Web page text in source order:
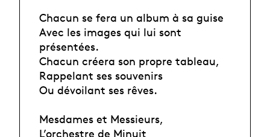
Chacun se fera un album à sa guise
Avec les images qui lui sont
présentées.
Chacun créera son propre tableau,
Rappelant ses souvenirs
Ou dévoilant ses rêves.
Mesdames et Messieurs,
L’orchestre de Minuit